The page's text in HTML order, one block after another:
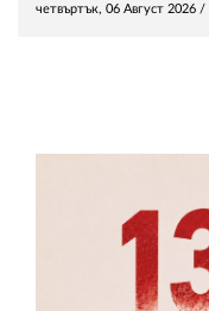
четвъртък, 06 Август 2026 /